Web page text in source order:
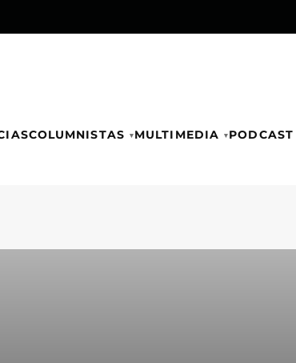
COLUMNISTAS MULTIMEDIA PODCAST